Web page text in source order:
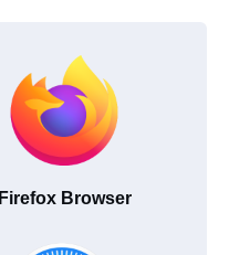
Firefox Browser